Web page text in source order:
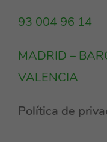
93 004 96 14
MADRID –
VALENCIA
Política de